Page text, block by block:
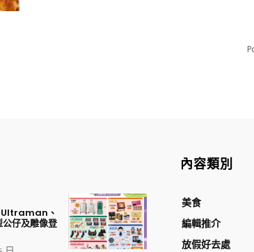
Ultraman、
仔及雕像登
內容類別
美食
編輯推介
放假好去處